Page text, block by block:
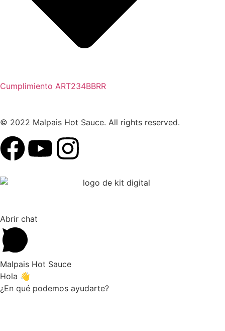
Cumplimiento ART234BBRR
© 2022 Malpais Hot Sauce. All rights reserved.
Abrir chat
Malpais Hot Sauce
Hola 👋
¿En qué podemos ayudarte?